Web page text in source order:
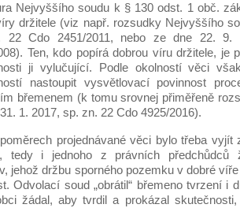
Nejvyššího soudu k § 130 odst. 1 obč.
držitele (viz např. rozsudky Nejvyššího
22 Cdo 2451/2011, nebo ze dne 22.
Ten, kdo popírá dobrou víru držitele, je
ji vylučující. Podle okolností věci
nastoupit vysvětlovací povinnost
břemenem (k tomu srovnej přiměřeně
1. 2017, sp. zn. 22 Cdo 4925/2016).
projednávané věci bylo třeba vyjít
tedy i jednoho z právních předchůdců
jehož držbu sporného pozemku v dobré
Odvolací soud „obrátil“ břemeno tvrzení i
žádal, aby tvrdil a prokázal